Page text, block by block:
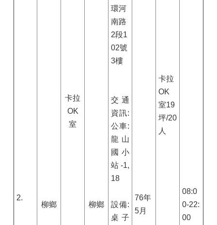
2.
柳鄉
卡拉
OK
室
柳鄉
環河
南路
2段1
02號
3樓
交通
資訊:
公車:
龍山
國小
站-1,
18
設備:
桌子
76年
5月
卡拉
OK
室19
坪/20
人
08:0
0-22:
00